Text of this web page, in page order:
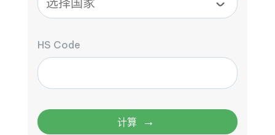
HS Code
计算 →